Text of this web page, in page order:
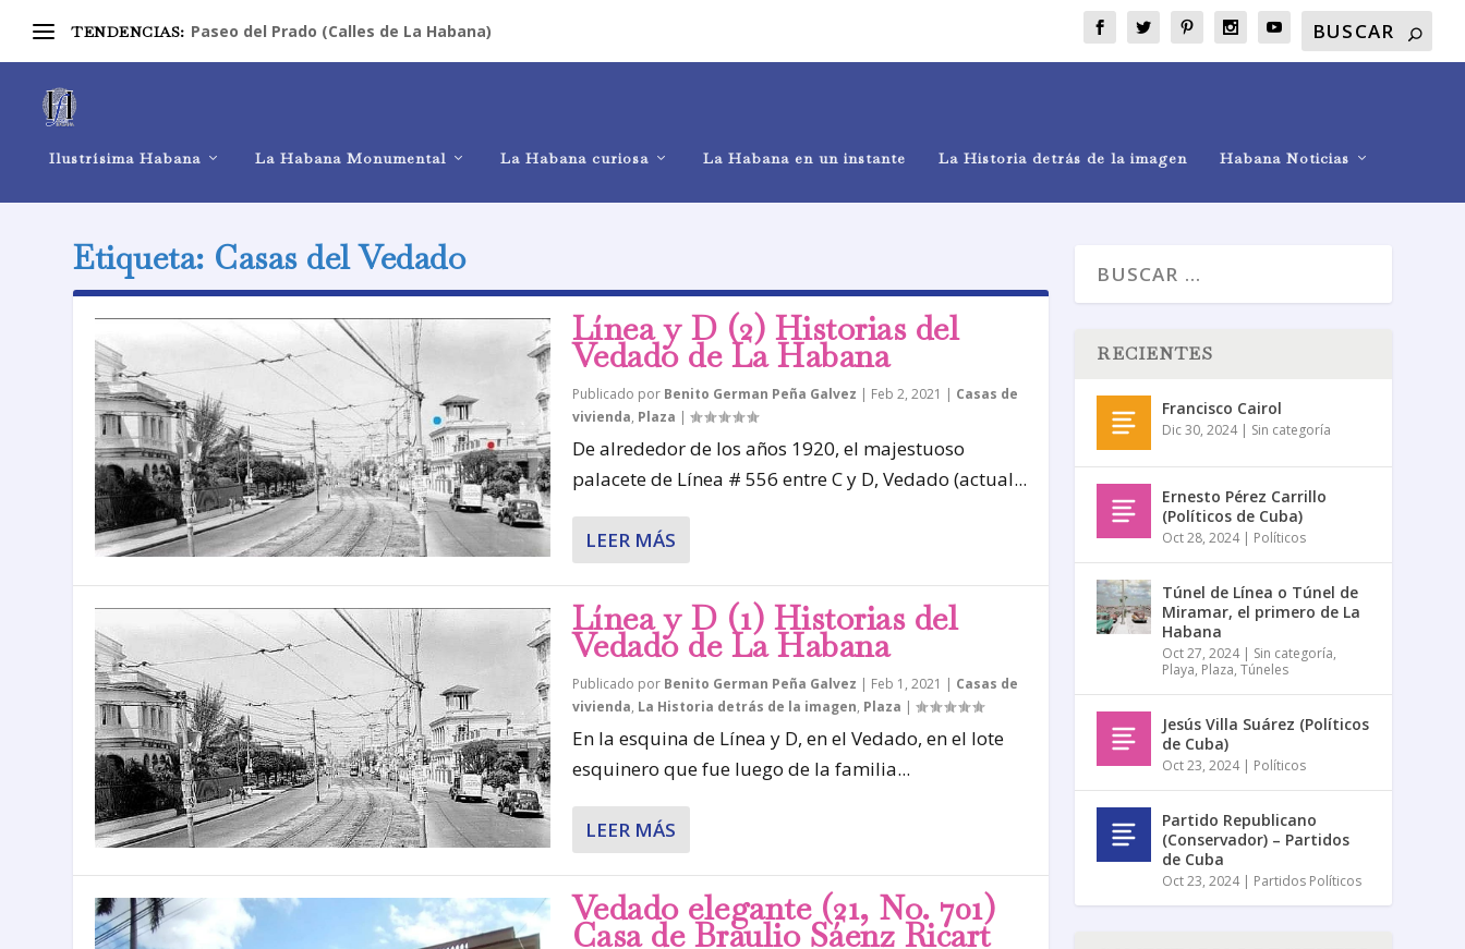
TENDENCIAS: Paseo del Prado (Calles de La Habana)
Ilustrísima Habana La Habana Monumental La Habana curiosa La Habana en un instante La Historia detrás de la imagen Habana Noticias
Etiqueta: Casas del Vedado
Línea y D (2) Historias del
Vedado de La Habana
Publicado por Benito German Peña Galvez | Feb 2, 2021 | Casas de
vivienda, Plaza |
De alrededor de los años 1920, el majestuoso
palacete de Línea # 556 entre C y D, Vedado (actual...
LEER MÁS
Línea y D (1) Historias del
Vedado de La Habana
Publicado por Benito German Peña Galvez | Feb 1, 2021 | Casas de
vivienda, La Historia detrás de la imagen, Plaza |
En la esquina de Línea y D, en el Vedado, en el lote
esquinero que fue luego de la familia...
LEER MÁS
Vedado elegante (21, No. 701)
Casa de Braulio Sáenz Ricart
RECIENTES
Francisco Cairol
Dic 30, 2024| Sin categoría
Ernesto Pérez Carrillo
(Políticos de Cuba)
Oct 28, 2024| Políticos
Túnel de Línea o Túnel de
Miramar, el primero de La
Habana
Oct 27, 2024| Sin categoría,
Playa, Plaza,Túneles
Jesús Villa Suárez (Políticos
de Cuba)
Oct 23, 2024| Políticos
Partido Republicano
(Conservador) – Partidos
de Cuba
Oct 23, 2024| Partidos Políticos